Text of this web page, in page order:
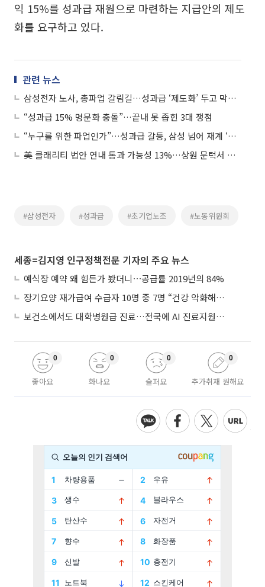
익 15%를 성과급 재원으로 마련하는 지급안의 제도
화를 요구하고 있다.
관련 뉴스
삼성전자 노사, 총파업 갈림길…성과급 ‘제도화’ 두고 막판 대치
“성과급 15% 명문화 충돌”…끝내 못 좁힌 3대 쟁점
“누구를 위한 파업인가”…성과급 갈등, 삼성 넘어 재계 ‘노노 충돌’ 확산
美 클래리티 법안 연내 통과 가능성 13%…상원 문턱서 제동
#삼성전자 #성과급 #초기업노조 #노동위원회
세종=김지영 인구정책전문 기자의 주요 뉴스
예식장 예약 왜 힘든가 봤더니⋯공급률 2019년의 84%
장기요양 재가급여 수급자 10명 중 7명 “건강 악화해도 집에서”
보건소에서도 대학병원급 진료…전국에 AI 진료지원도구 보급
좋아요
0
화나요
0
슬퍼요
0
추가취재 원해요
0